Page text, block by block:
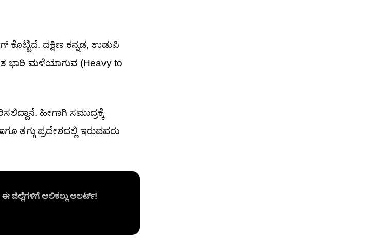
ದಕ್ಷಿಣ ಕನ್ನಡ, ಉಡುಪಿ
ಭಾರಿ ಮಳೆಯಾಗುವ (Heavy to
ಹೀಗಾಗಿ ಸಮುದ್ರಕ್ಕೆ
ಪ್ರದೇಶದಲ್ಲಿ ಇರುವವರು
ಜಿಲ್ಲೆಗಳಿಗೆ ಆಲಿಕಲ್ಲು ಅಲರ್ಟ್!